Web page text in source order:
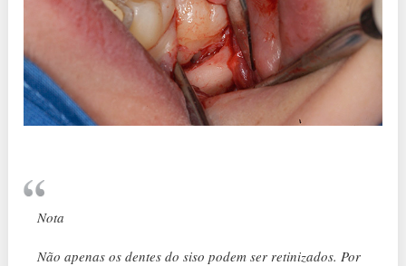
Nota
Não apenas os dentes do siso podem ser retinizados. Por